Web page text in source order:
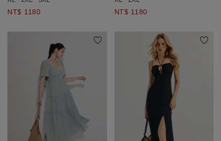
NT$ 1180 NT$ 1180